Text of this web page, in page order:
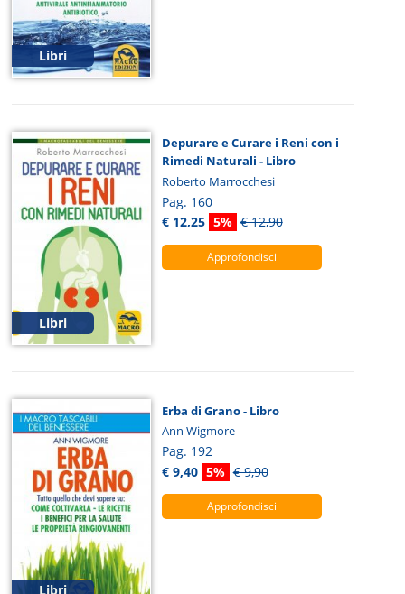
Libri
Libri
Depurare e Curare i Reni con i
Rimedi Naturali - Libro
Roberto Marrocchesi
Pag. 160
€ 12,25 5% € 12,90
Approfondisci
Libri
Erba di Grano - Libro
Ann Wigmore
Pag. 192
€ 9,40 5% € 9,90
Approfondisci